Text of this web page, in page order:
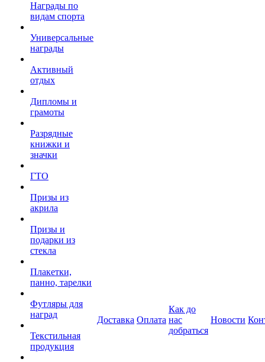
Награды по
видам спорта
Универсальные
награды
Активный
отдых
Дипломы и
грамоты
Разрядные
книжки и
значки
ГТО
Призы из
акрила
Призы и
подарки из
стекла
Плакетки,
панно, тарелки
Футляры для
наград
Текстильная
продукция
Доставка Оплата
Как до
нас
добраться
Новости